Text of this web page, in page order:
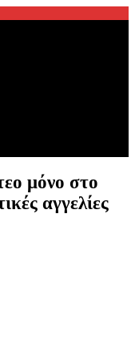
μόνο στο
αγγελίες